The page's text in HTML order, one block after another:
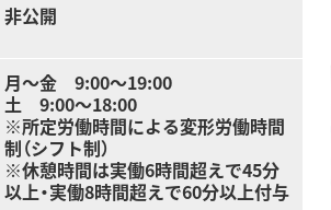
非公開
月～金 9:00～19:00
土 9:00～18:00
※所定労働時間による変形労働時間
制（シフト制）
※休憩時間は実働6時間超えで45分
以上・実働8時間超えで60分以上付与